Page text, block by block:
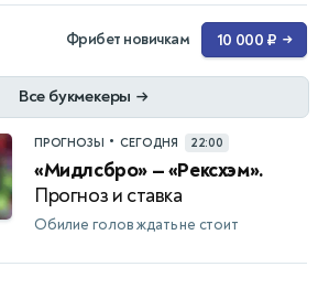
Фрибет новичкам 10 000 ₽ →
Все букмекеры →
ПРОГНОЗЫ • СЕГОДНЯ 22:00
«Мидлсбро» — «Рексхэм».
Прогноз и ставка
Обилие голов ждать не стоит